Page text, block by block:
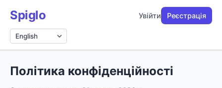
Spiglo Увійти Реєстрація
Мова
Політика конфіденційності